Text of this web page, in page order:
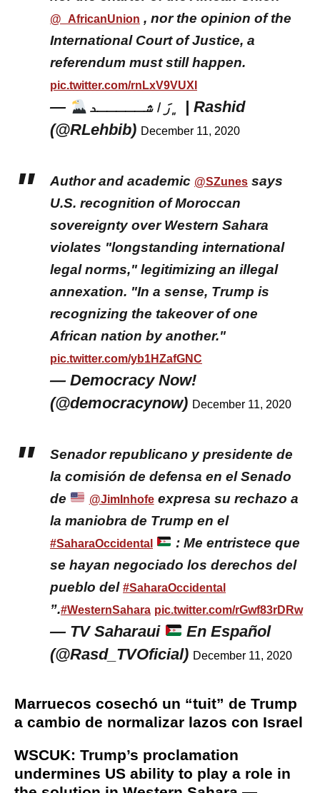
@_AfricanUnion , nor the opinion of the
International Court of Justice, a
referendum must still happen.
pic.twitter.com/rnLxV9VUXI
—
﮼رَاشـــــد | Rashid
(@RLehbib) December 11, 2020
Author and academic @SZunes says
U.S. recognition of Moroccan
sovereignty over Western Sahara
violates "longstanding international
legal norms," legitimizing an illegal
annexation. "In a sense, Trump is
recognizing the takeover of one
African nation by another."
pic.twitter.com/yb1HZafGNC
— Democracy Now!
(@democracynow) December 11, 2020
Senador republicano y presidente de
la comisión de defensa en el Senado
de
@JimInhofeexpresa su rechazo a
la maniobra de Trump en el
#SaharaOccidental
: Me entristece que
se hayan negociado los derechos del
pueblo del #SaharaOccidental
”.#WesternSahara pic.twitter.com/rGwf83rDRw
— TV Saharaui
En Español
(@Rasd_TVOficial) December 11, 2020
Marruecos cosechó un “tuit” de Trump
a cambio de normalizar lazos con Israel
WSCUK: Trump’s proclamation
undermines US ability to play a role in